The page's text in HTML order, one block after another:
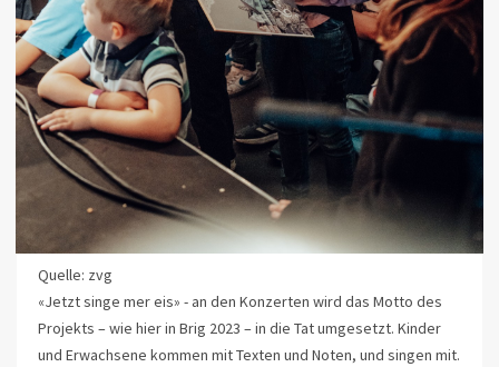
Quelle: zvg
«Jetzt singe mer eis» - an den Konzerten wird das Motto des
Projekts – wie hier in Brig 2023 – in die Tat umgesetzt. Kinder
und Erwachsene kommen mit Texten und Noten, und singen mit.